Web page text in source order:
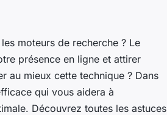
moteurs de recherche ? Le
présence en ligne et attirer
au mieux cette technique ? Dans
qui vous aidera à
Découvrez toutes les astuces